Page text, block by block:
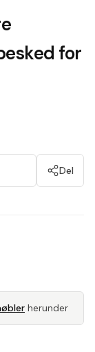
for
Del
herunder